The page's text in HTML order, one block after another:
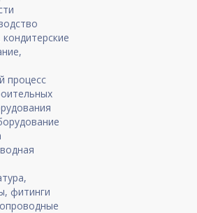
процесс
фитинги